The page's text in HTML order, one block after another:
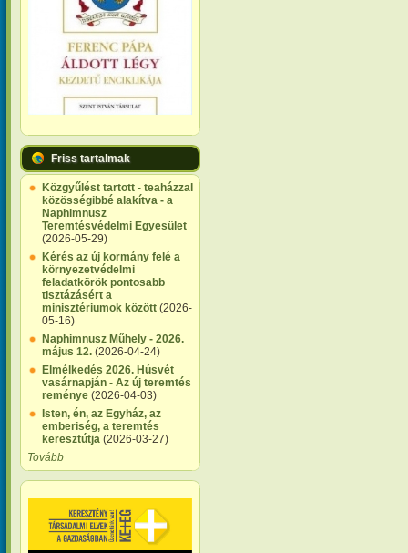
Friss tartalmak
Közgyűlést tartott - teaházzal
közösségibbé alakítva - a
Naphimnusz
Teremtésvédelmi Egyesület
(2026-05-29)
Kérés az új kormány felé a
környezetvédelmi
feladatkörök pontosabb
tisztázásért a
minisztériumok között (2026-
05-16)
Naphimnusz Műhely - 2026.
május 12. (2026-04-24)
Elmélkedés 2026. Húsvét
vasárnapján - Az új teremtés
reménye (2026-04-03)
Isten, én, az Egyház, az
emberiség, a teremtés
keresztútja (2026-03-27)
Tovább